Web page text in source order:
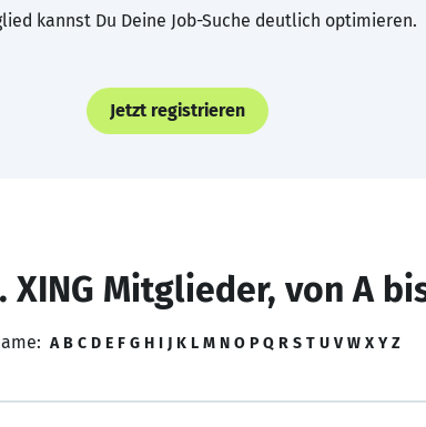
kannst Du Deine Job-Suche deutlich optimieren.
Jetzt registrieren
XING Mitglieder, von A
A B C D E F G H I J K L M N O P Q R S T U V W X Y Z